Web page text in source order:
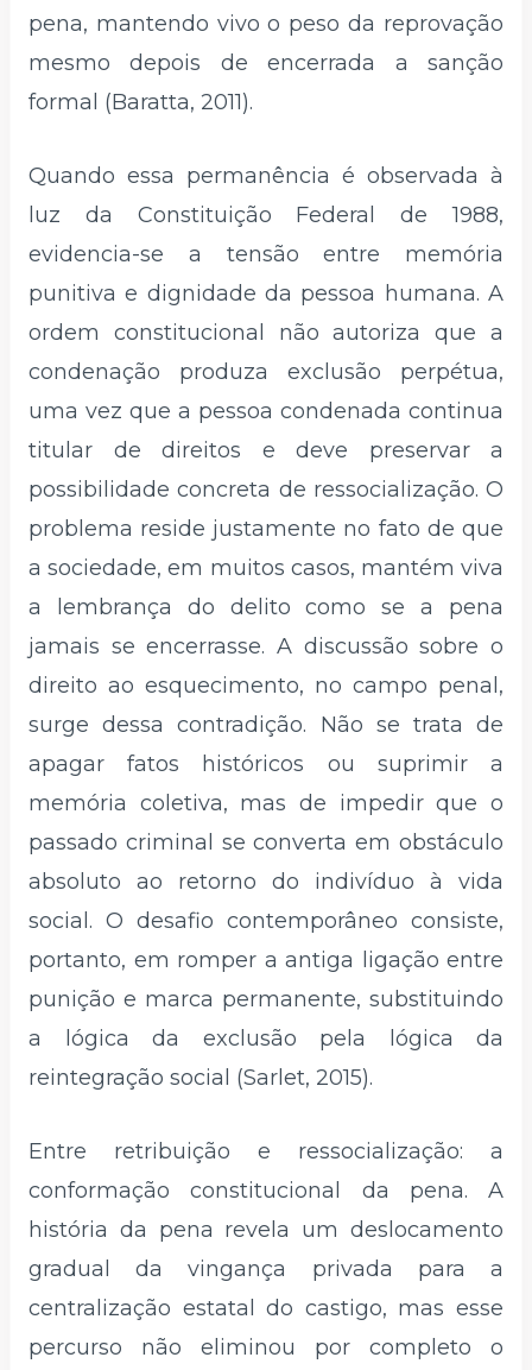
pena, mantendo vivo o peso da reprovação
mesmo depois de encerrada a sanção
formal (Baratta, 2011).
Quando essa permanência é observada à
luz da Constituição Federal de 1988,
evidencia-se a tensão entre memória
punitiva e dignidade da pessoa humana. A
ordem constitucional não autoriza que a
condenação produza exclusão perpétua,
uma vez que a pessoa condenada continua
titular de direitos e deve preservar a
possibilidade concreta de ressocialização. O
problema reside justamente no fato de que
a sociedade, em muitos casos, mantém viva
a lembrança do delito como se a pena
jamais se encerrasse. A discussão sobre o
direito ao esquecimento, no campo penal,
surge dessa contradição. Não se trata de
apagar fatos históricos ou suprimir a
memória coletiva, mas de impedir que o
passado criminal se converta em obstáculo
absoluto ao retorno do indivíduo à vida
social. O desafio contemporâneo consiste,
portanto, em romper a antiga ligação entre
punição e marca permanente, substituindo
a lógica da exclusão pela lógica da
reintegração social (Sarlet, 2015).
Entre retribuição e ressocialização: a
conformação constitucional da pena. A
história da pena revela um deslocamento
gradual da vingança privada para a
centralização estatal do castigo, mas esse
percurso não eliminou por completo o